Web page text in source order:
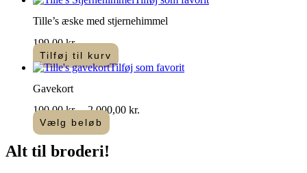
Tille’s æske med stjernehimmel
199,00kr.
Tilføj til kurv
Tilføj som favorit
Gavekort
100,00kr. – 2.000,00 kr.
Vælg beløb
Dette
vare
har
Alt til broderi!​